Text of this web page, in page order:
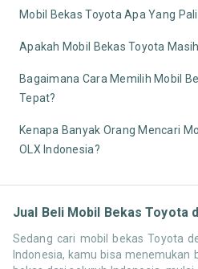
Mobil Bekas Toyota Apa Yang
Apakah Mobil Bekas Toyota
Bagaimana Cara Memilih Mobil
Tepat?
Kenapa Banyak Orang Mencari
OLX Indonesia?
Jual Beli Mobil Bekas Toyota
Sedang cari mobil bekas Toyota
Indonesia, kamu bisa menemukan